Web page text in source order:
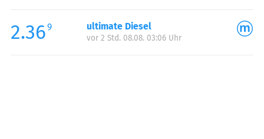
2.369 ultimate Diesel
vor 2 Std. 08.08. 03:06 Uhr